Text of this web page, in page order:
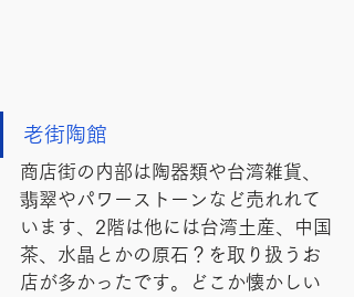
老街陶館
商店街の内部は陶器類や台湾雑貨、
翡翠やパワーストーンなど売れれて
います、2階は他には台湾土産、中国
茶、水晶とかの原石？を取り扱うお
店が多かったです。どこか懐かしい